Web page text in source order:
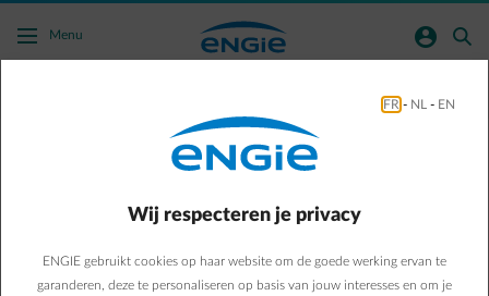
Ga naar de hoofdinhoud
Menu normal-account-circle search
Overgang van "arm" aardgas naar "rijk"
aardgas
Nederland heeft besloten om zijn export van
FR - NL - EN
Wij respecteren je privacy
ENGIE gebruikt cookies op haar website om de goede werking ervan te
garanderen, deze te personaliseren op basis van jouw interesses en om je